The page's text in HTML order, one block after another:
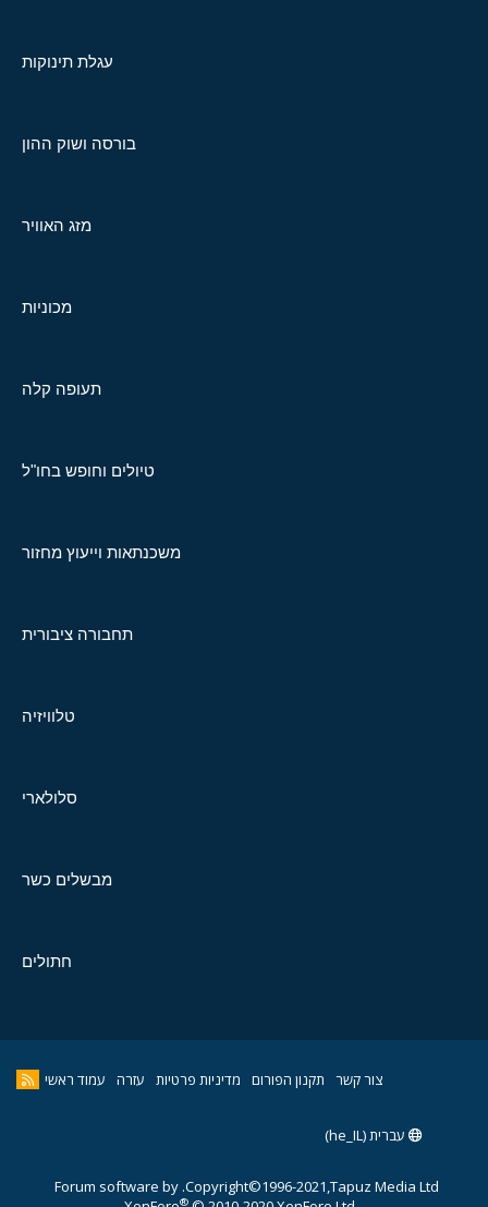
עגלת תינוקות
בורסה ושוק ההון
מזג האוויר
מכוניות
תעופה קלה
טיולים וחופש בחו"ל
משכנתאות וייעוץ מחזור
תחבורה ציבורית
טלוויזיה
סלולארי
מבשלים כשר
חתולים
צור קשר תקנון הפורום מדיניות פרטיות עזרה עמוד ראשי
עברית (he_IL)
Copyright©1996-2021,Tapuz Media Ltd.
Forum software by
®